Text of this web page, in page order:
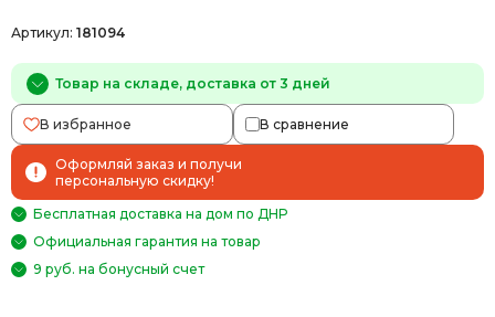
Артикул: 181094
Товар на складе, доставка от 3 дней
В избранное В сравнение
Оформляй заказ и получи
персональную скидку!
Бесплатная доставка на дом по ДНР
Официальная гарантия на товар
9 руб. на бонусный счет